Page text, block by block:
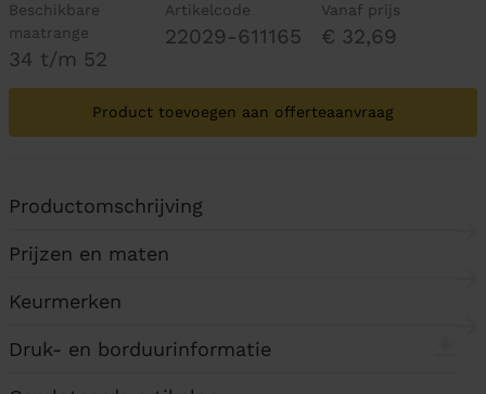
Beschikbare
maatrange
34 t/m 52
Artikelcode
22029-611165
Vanaf prijs
€ 32,69
Product toevoegen aan offerteaanvraag
Productomschrijving
Prijzen en maten
Keurmerken
Druk- en borduurinformatie